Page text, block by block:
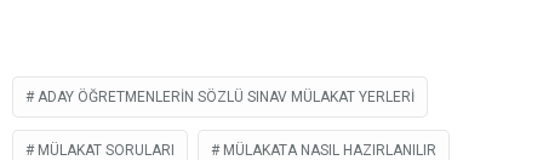
ADAY ÖĞRETMENLERIN SÖZLÜ SINAV MÜLAKAT YERLERI
MÜLAKAT SORULARI MÜLAKATA NASIL HAZIRLANILIR